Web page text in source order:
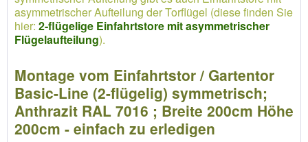
asymmetrischer Aufteilung der Torflügel (diese finden Sie
hier: 2-flügelige Einfahrtstore mit asymmetrischer
Flügelaufteilung).
Montage vom Einfahrtstor / Gartentor
Basic-Line (2-flügelig) symmetrisch;
Anthrazit RAL 7016 ; Breite 200cm Höhe
200cm - einfach zu erledigen